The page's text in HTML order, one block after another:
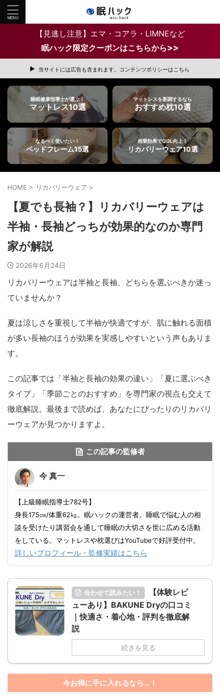
【見逃し注意】エマ・コアラ・LIMNEなど
眠ハック限定クーポンはこちらから>>
当サイトには広告も含まれます。コンテンツポリシーはこちら
睡眠健康指導士が選ぶ！
マットレス10選
マットレスを新調するなら
おすすめ枕10選
なるべく使いたい！
ベッドフレーム15選
相乗効果でQOL向上！
リカバリーウェア10選
HOME > リカバリーウェア >
【夏でも長袖？】リカバリーウェアは
半袖・長袖どっちが効果的なのか専門
家が解説
2026年6月24日
リカバリーウェアは半袖と長袖、どちらを選ぶべきか迷っ
ていませんか？
夏は涼しさを重視して半袖が快適ですが、肌に触れる面積
が多い長袖のほうが効果を実感しやすいという声もありま
す。
この記事では「半袖と長袖の効果の違い」「夏に選ぶべき
タイプ」「季節ごとのおすすめ」を専門家の視点も交えて
徹底解説。最後まで読めば、あなたにぴったりのリカバリ
ーウェアが見つかりますよ。
この記事の監修者
今 真一
【上級睡眠指導士782号】
身長175㎝/体重62㎏。眠ハックの運営者。睡眠で悩む人の相
談を受けたり講習会を通して睡眠の大切さを世に広める活動
をしている。マットレスや枕選びはYouTubeで好評受付中。
詳しいプロフィール・監修実績はこちら
合わせて読みたい！
【体験レビ
ューあり】BAKUNE Dryの口コミ
｜快適さ・着心地・評判を徹底解
説
続きを見る
今お得に手に入れるなら...！